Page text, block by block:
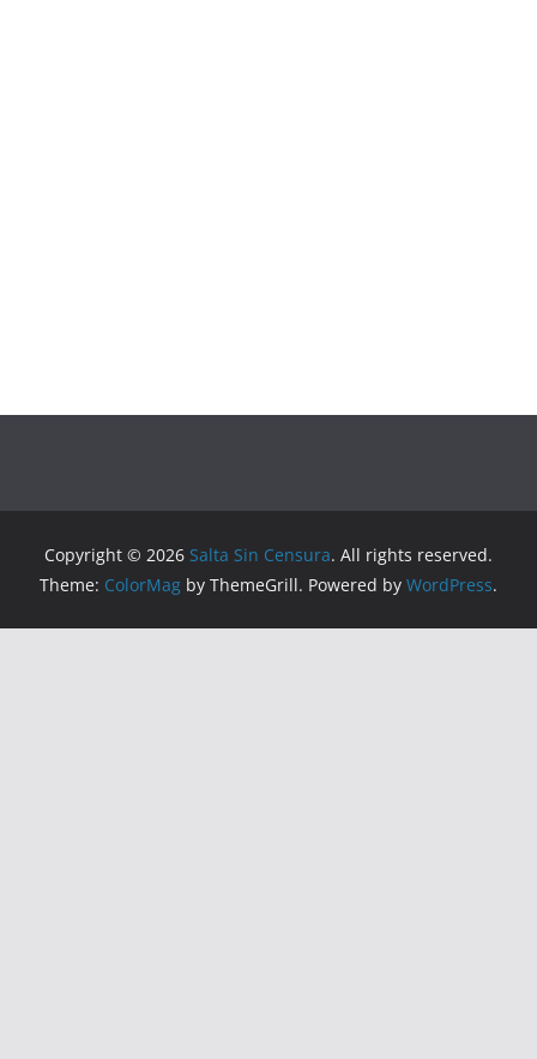
Copyright © 2026 Salta Sin Censura. All rights reserved.
Theme: ColorMag by ThemeGrill. Powered by WordPress.